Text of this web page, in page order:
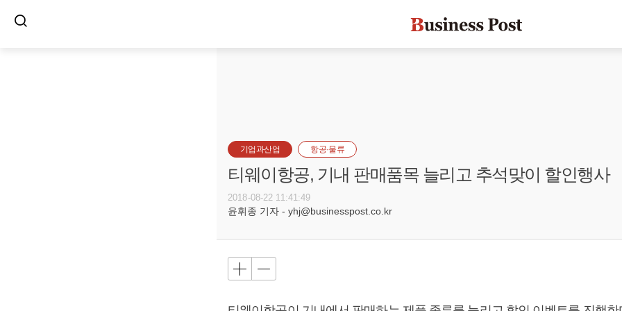
기업과산업 항공·물류
티웨이항공, 기내 판매품목 늘리고 추석맞이 할인행사
2018-08-22 11:41:49
윤휘종 기자 - yhj@businesspost.co.kr